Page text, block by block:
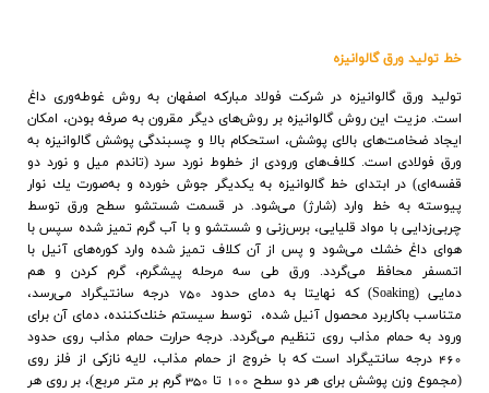
خط توليد ورق گالوانيزه
توليد ورق گالوانيزه در شرکت فولاد مباركه اصفهان به روش غوطه‌وري داغ
است. مزيت اين روش گالوانيزه بر روش‌هاي ديگر مقرون به صرفه بودن، امكان
ايجاد ضخامت‌هاي بالاي پوشش، استحكام بالا و چسبندگي پوشش گالوانيزه به
ورق فولادي است. كلاف‌هاي ورودي از خطوط نورد سرد (تاندم ميل و نورد دو
قفسه‌اي) در ابتداي خط گالوانيزه به يكديگر جوش خورده و به‌صورت يك نوار
پيوسته به خط وارد (شارژ) مي‌شود. در قسمت شستشو سطح ورق توسط
چربي‌زدايي با مواد قليايي، برس‌زني و شستشو و با آب گرم تميز شده سپس با
هواي داغ خشك مي‌شود و پس از آن كلاف تميز شده وارد كوره‌هاي آنيل با
اتمسفر محافظ مي‌گردد. ورق طي سه مرحله پيشگرم، گرم كردن و هم
دمايي(Soaking)
که نهایتا به دمای حدود 750 درجه سانتیگراد می‌رسد،
متناسب باكاربرد محصول آنيل شده،
توسط سيستم خنك‌كننده، دماي آن براي
ورود به حمام مذاب روي تنظيم مي‌گردد. درجه حرارت حمام مذاب روی حدود
460 درجه سانتیگراد است که با خروج از حمام مذاب، لايه نازكي از فلز روي
(مجموع وزن پوشش برای هر دو سطح 100 تا 350 گرم بر متر مربع)، بر روي هر